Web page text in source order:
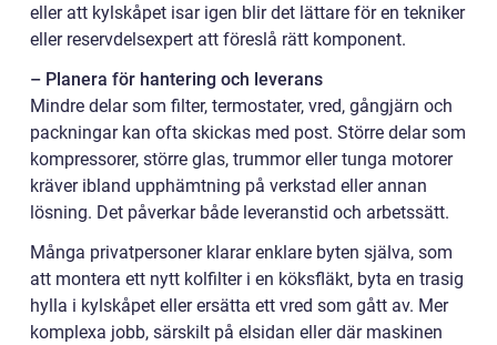
eller att kylskåpet isar igen blir det lättare för en tekniker
eller reservdelsexpert att föreslå rätt komponent.
– Planera för hantering och leverans
Mindre delar som filter, termostater, vred, gångjärn och
packningar kan ofta skickas med post. Större delar som
kompressorer, större glas, trummor eller tunga motorer
kräver ibland upphämtning på verkstad eller annan
lösning. Det påverkar både leveranstid och arbetssätt.
Många privatpersoner klarar enklare byten själva, som
att montera ett nytt kolfilter i en köksfläkt, byta en trasig
hylla i kylskåpet eller ersätta ett vred som gått av. Mer
komplexa jobb, särskilt på elsidan eller där maskinen